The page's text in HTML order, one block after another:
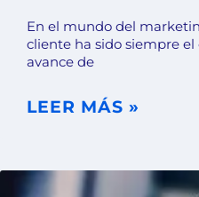
En el mundo del
cliente ha sido siempre el
avance de
LEER MÁS »